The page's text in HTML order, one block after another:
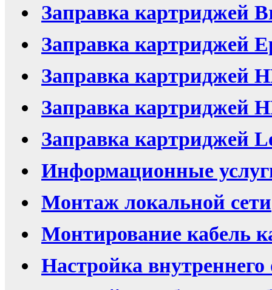
Заправка картриджей
Заправка картриджей
Заправка картриджей
Заправка картриджей
Заправка картриджей
Информационные
Монтаж локальной сети
Монтирование кабель
Настройка внутреннего